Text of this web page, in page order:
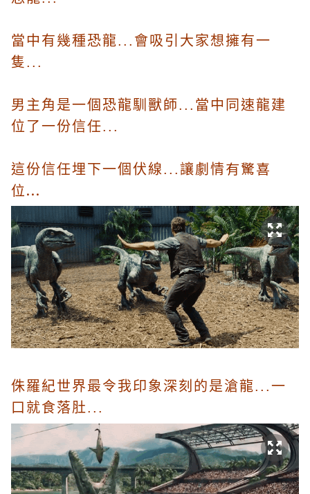
當中有幾種恐龍...會吸引大家想擁有一
隻...
男主角是一個恐龍馴獸師...當中同速龍建
位了一份信任...
這份信任埋下一個伏線...讓劇情有驚喜
位...
侏羅紀世界最令我印象深刻的是滄龍...一
口就食落肚...